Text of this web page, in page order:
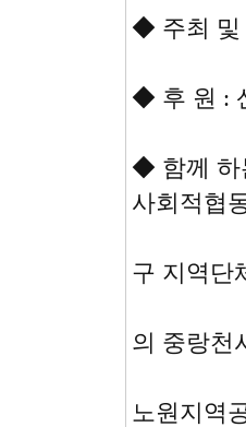
◆ 주최 및
◆ 후 원 :
◆ 함께 하
사회적협
한국버
구 지역단
노원에
의 중랑천
마을공
노원지역